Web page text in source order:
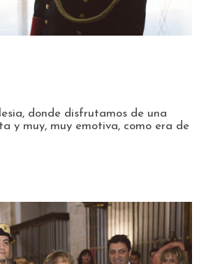
donde disfrutamos de una
y muy, muy emotiva, como era de